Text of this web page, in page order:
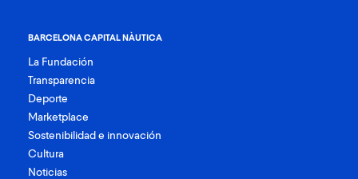
BARCELONA CAPITAL NÀUTICA
La Fundación
Transparencia
Deporte
Marketplace
Sostenibilidad e innovación
Cultura
Noticias